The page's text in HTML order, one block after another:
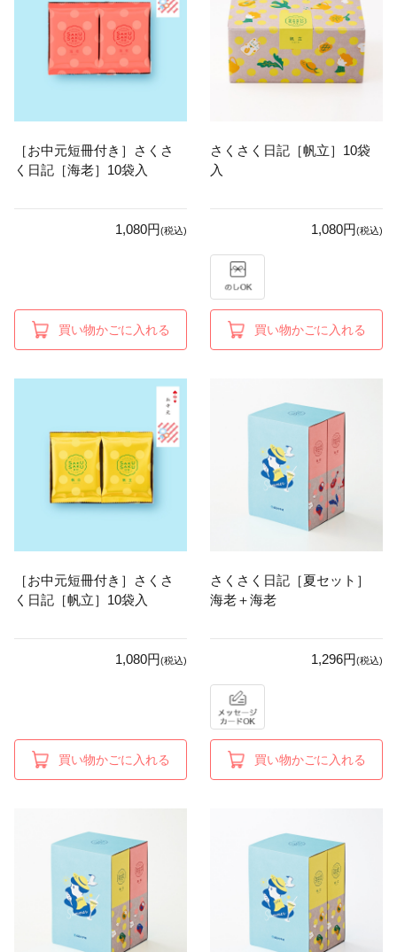
［お中元短冊付き］さくさ
く日記［海老］10袋入
1,080円(税込)
買い物かごに入れる
さくさく日記［帆立］10袋
入
1,080円(税込)
買い物かごに入れる
［お中元短冊付き］さくさ
く日記［帆立］10袋入
1,080円(税込)
買い物かごに入れる
さくさく日記［夏セット］
海老＋海老
1,296円(税込)
買い物かごに入れる